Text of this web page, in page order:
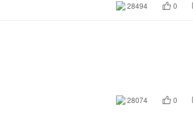
28494 0
28074 0